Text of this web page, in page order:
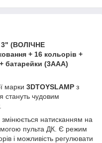
3" (ВОЛІЧНЕ
+ 16 кольорів +
батарейки (3ААА)
марки 3DTOYSLAMP з
стануть чудовим
змінюється натисканням на
пульта ДК. Є режим
і можливість регулювати